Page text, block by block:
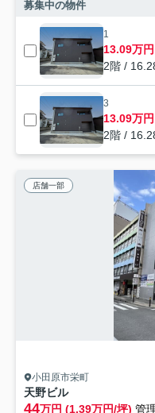
募集中の物件
1
13.09万
2階 /
3
13.09万
2階 /
店舗一部
小田原市栄町
天野ビル
44万円 (1.39万円/坪) 管